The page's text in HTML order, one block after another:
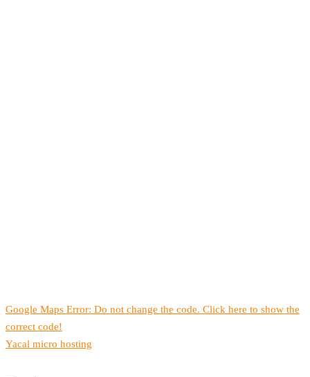
Google Maps Error: Do not change the code. Click here to show the
correct code!
Yacal micro hosting